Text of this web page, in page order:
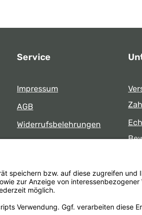
Service
Impressum
AGB
Widerrufsbelehrungen
Datenschutz